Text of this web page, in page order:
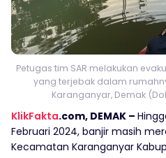
Petugas tim SAR melakukan
yang terjebak dalam
Karanganyar, Demak
KlikFakta.com, DEMAK –
Februari 2024, banjir masih
Kecamatan Karanganyar